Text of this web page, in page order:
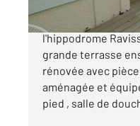
A Deauville,
l'hippodrome
grande terrasse
rénovée avec
aménagée et
pied , salle de